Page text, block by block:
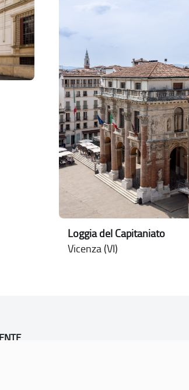
Loggia del Capitaniato
Vicenza (VI)